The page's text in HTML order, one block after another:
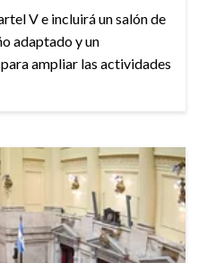
V e incluirá un salón de
adaptado y un
ampliar las actividades